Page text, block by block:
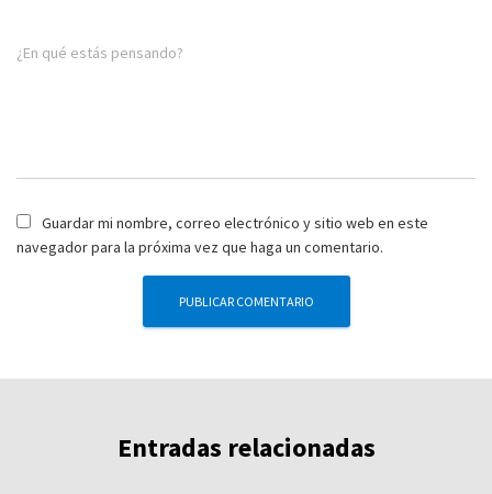
¿En qué estás pensando?
Guardar mi nombre, correo electrónico y sitio web en este
navegador para la próxima vez que haga un comentario.
Entradas relacionadas